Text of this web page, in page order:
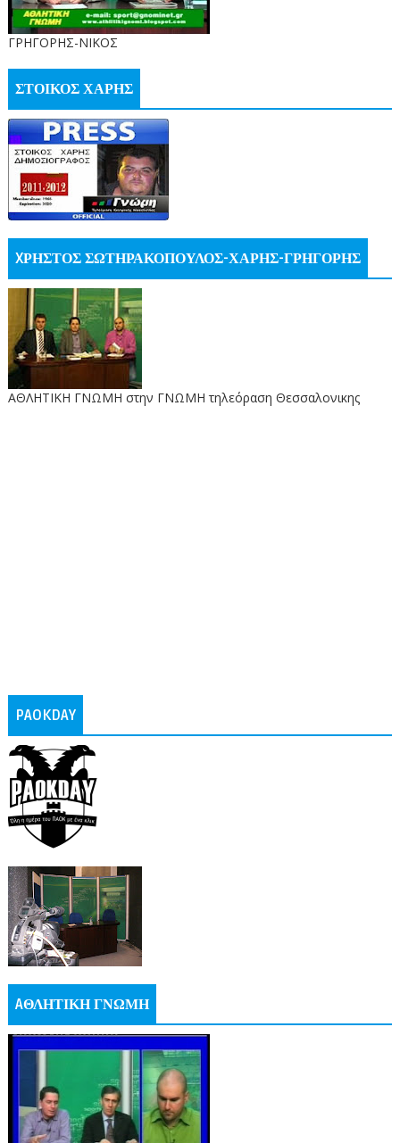
ΓΡΗΓΟΡΗΣ-ΝΙΚΟΣ
ΣΤΟΙΚΟΣ ΧΑΡΗΣ
XΡΗΣΤΟΣ ΣΩΤΗΡΑΚΟΠΟΥΛΟΣ-ΧΑΡΗΣ-ΓΡΗΓΟΡΗΣ
ΑΘΛΗΤΙΚΗ ΓΝΩΜΗ στην ΓΝΩΜΗ τηλεόραση Θεσσαλονικης
PAOKDAY
AΘΛΗΤΙΚΗ ΓΝΩΜΗ